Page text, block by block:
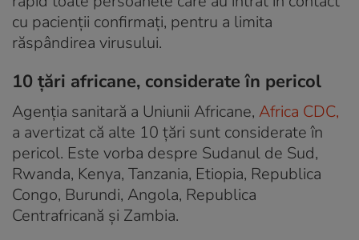
cu pacienții confirmați, pentru a limita
răspândirea virusului.
10 țări africane, considerate în pericol
Agenția sanitară a Uniunii Africane, Africa CDC,
a avertizat că alte 10 țări sunt considerate în
pericol. Este vorba despre Sudanul de Sud,
Rwanda, Kenya, Tanzania, Etiopia, Republica
Congo, Burundi, Angola, Republica
Centrafricană și Zambia.